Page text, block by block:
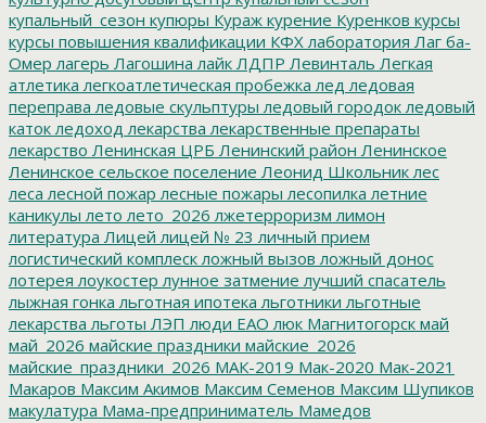
купальный_сезон купюры Кураж курение Куренков курсы
курсы повышения квалификации КФХ лаборатория Лаг ба-
Омер лагерь Лагошина лайк ЛДПР Левинталь Легкая
атлетика легкоатлетическая пробежка лед ледовая
переправа ледовые скульптуры ледовый городок ледовый
каток ледоход лекарства лекарственные препараты
лекарство Ленинская ЦРБ Ленинский район Ленинское
Ленинское сельское поселение Леонид Школьник лес
леса лесной пожар лесные пожары лесопилка летние
каникулы лето лето_2026 лжетерроризм лимон
литература Лицей лицей № 23 личный прием
логистический комплеск ложный вызов ложный донос
лотерея лоукостер лунное затмение лучший спасатель
лыжная гонка льготная ипотека льготники льготные
лекарства льготы ЛЭП люди ЕАО люк Магнитогорск май
май_2026 майские праздники майские_2026
майские_праздники_2026 МАК-2019 Мак-2020 Мак-2021
Макаров Максим Акимов Максим Семенов Максим Шупиков
макулатура Мама-предприниматель Мамедов